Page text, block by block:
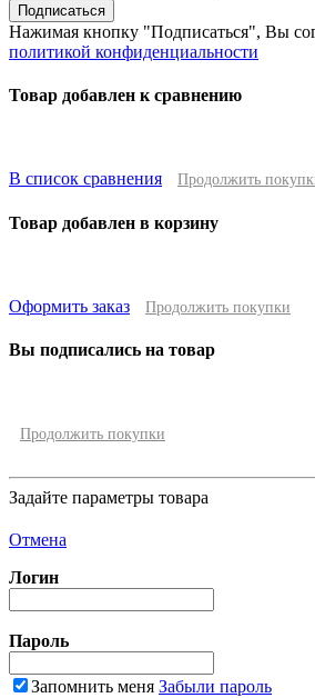
Подписаться
Нажимая кнопку "Подписаться", Вы
политикой конфиденциальности
Товар добавлен к сравнению
В список сравнения Продолжить
Товар добавлен в корзину
Оформить заказ Продолжить покупки
Вы подписались на товар
Продолжить покупки
Задайте параметры товара
Отмена
Логин
Пароль
Запомнить меня Забыли пароль